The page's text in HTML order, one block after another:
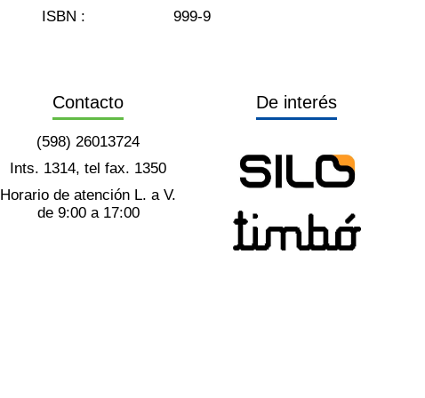
ISBN : 999-9
Contacto
(598) 26013724
Ints. 1314, tel fax. 1350
Horario de atención L. a V.
de 9:00 a 17:00
De interés